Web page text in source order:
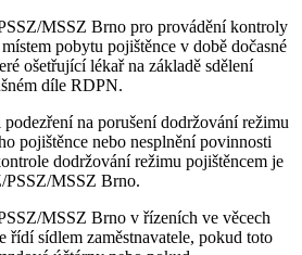
MSSZ Brno pro provádění kontroly
pobytu pojištěnce v době dočasné
ošetřující lékař na základě sdělení
díle RDPN.
na porušení dodržování režimu
pojištěnce nebo nesplnění povinnosti
dodržování režimu pojištěncem je
PSSZ/MSSZ Brno.
MSSZ Brno v řízeních ve věcech
řídí sídlem zaměstnavatele, pokud toto